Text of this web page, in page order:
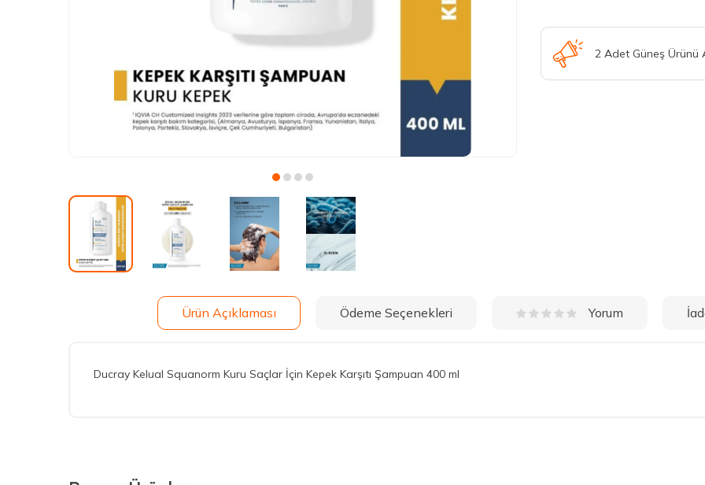
2 Adet Güneş Ürünü
Ürün Açıklaması Ödeme Seçenekleri Yorum
Ducray Kelual Squanorm Kuru Saçlar İçin Kepek Karşıtı Şampuan 400 ml